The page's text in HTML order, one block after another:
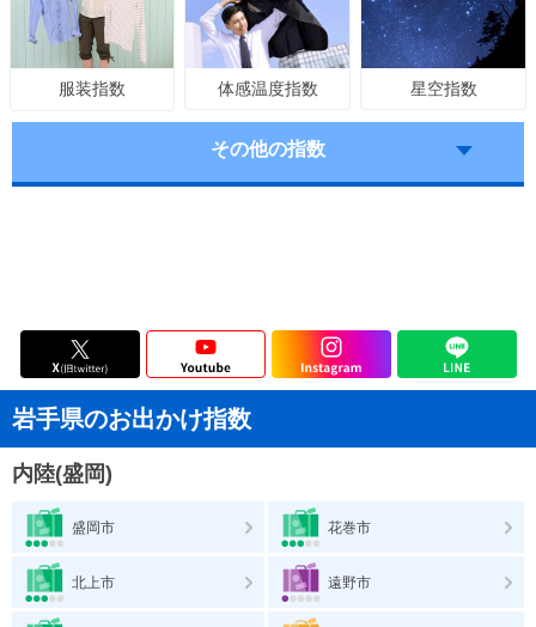
服装指数 体感温度指数 星空指数
その他の指数
岩手県のお出かけ指数
内陸(盛岡)
盛岡市 花巻市
北上市 遠野市